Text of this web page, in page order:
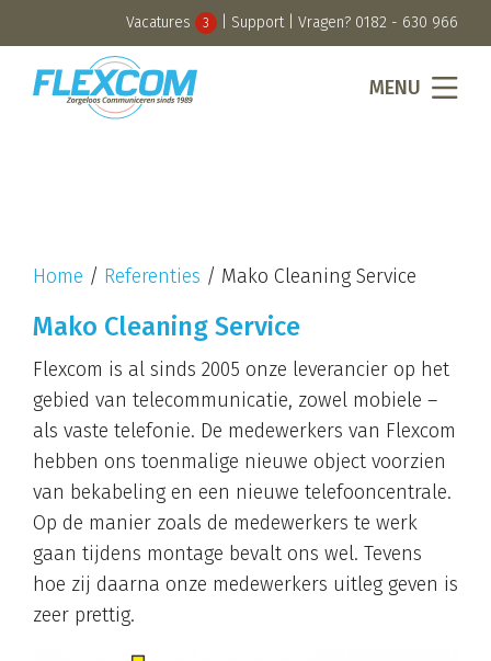
Vacatures 3 Support| Vragen? 0182 - 630 966
MENU
Home / Referenties / Mako Cleaning Service
Mako Cleaning Service
Flexcom is al sinds 2005 onze leverancier op het
gebied van telecommunicatie, zowel mobiele –
als vaste telefonie. De medewerkers van Flexcom
hebben ons toenmalige nieuwe object voorzien
van bekabeling en een nieuwe telefooncentrale.
Op de manier zoals de medewerkers te werk
gaan tijdens montage bevalt ons wel. Tevens
hoe zij daarna onze medewerkers uitleg geven is
zeer prettig.